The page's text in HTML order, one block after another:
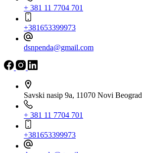
+ 381 11 7704 701
+381653399973
dsnpenda@gmail.com
Savski nasip 9a, 11070 Novi Beograd
+ 381 11 7704 701
+381653399973